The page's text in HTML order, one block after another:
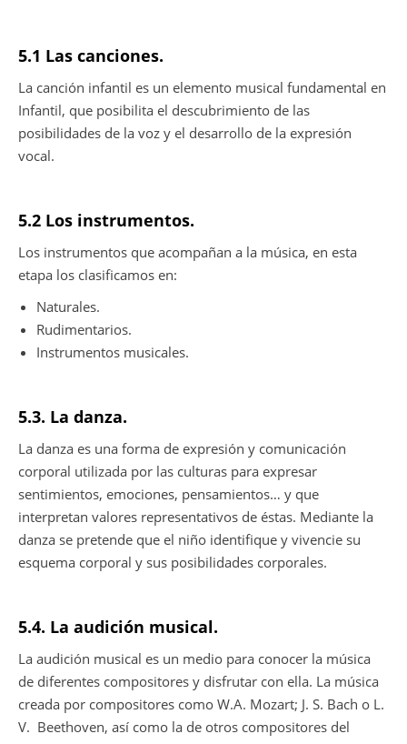
5.1 Las canciones.
La canción infantil es un elemento musical fundamental en
Infantil, que posibilita el descubrimiento de las
posibilidades de la voz y el desarrollo de la expresión
vocal.
5.2 Los instrumentos.
Los instrumentos que acompañan a la música, en esta
etapa los clasificamos en:
Naturales.
Rudimentarios.
Instrumentos musicales.
5.3. La danza.
La danza es una forma de expresión y comunicación
corporal utilizada por las culturas para expresar
sentimientos, emociones, pensamientos… y que
interpretan valores representativos de éstas. Mediante la
danza se pretende que el niño identifique y vivencie su
esquema corporal y sus posibilidades corporales.
5.4. La audición musical.
La audición musical es un medio para conocer la música
de diferentes compositores y disfrutar con ella. La música
creada por compositores como W.A. Mozart; J. S. Bach o L.
V. Beethoven, así como la de otros compositores del